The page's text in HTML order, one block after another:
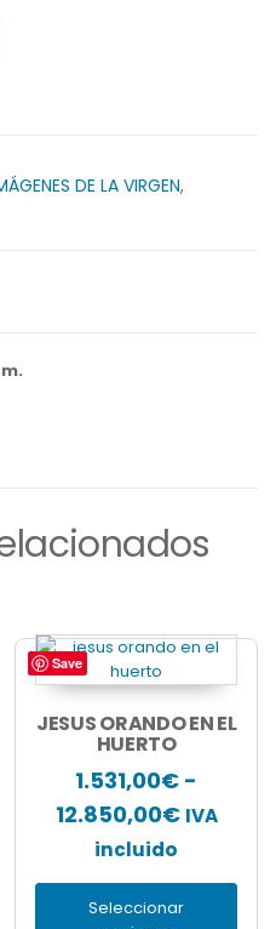
DE LA VIRGEN,
Save
JESUS ORANDO EN EL
HUERTO
1.531,00€ -
12.850,00€Rango
precios:
desde
IVA
incluido
Seleccionar
Este
producto
tiene
múltiples
variantes.
opciones
pueden
elegir